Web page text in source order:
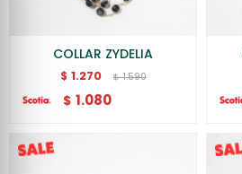
COLLAR ZYDELIA
$ 1.270 $ 1.590
$ 1.080